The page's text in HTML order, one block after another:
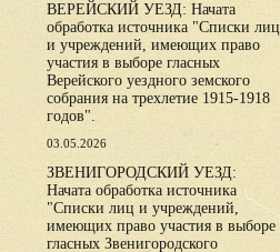
ВЕРЕЙСКИЙ УЕЗД: Начата
обработка источника "Списки лиц
и учреждений, имеющих право
участия в выборе гласных
Верейского уездного земского
собрания на трехлетие 1915-1918
годов".
03.05.2026
ЗВЕНИГОРОДСКИЙ УЕЗД:
Начата обработка источника
"Списки лиц и учреждений,
имеющих право участия в выборе
гласных Звенигородского